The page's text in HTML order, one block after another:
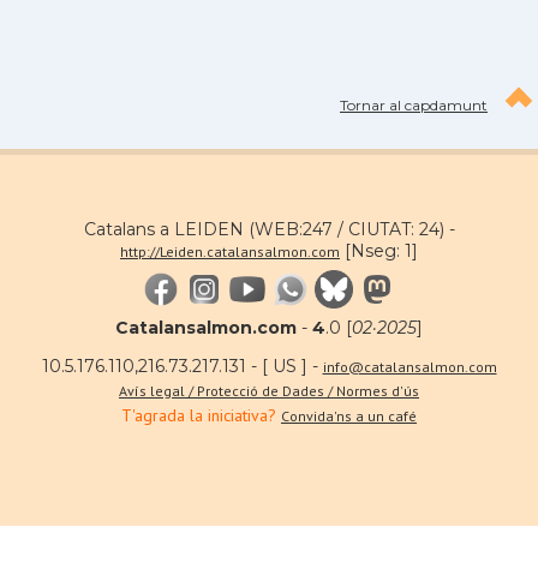
Tornar al capdamunt
Catalans a LEIDEN (WEB:247 / CIUTAT: 24) -
http://Leiden.catalansalmon.com [Nseg: 1]
Catalansalmon.com - 4.0 [02·2025]
10.5.176.110,216.73.217.131 - [ US ] - info@catalansalmon.com
Avís legal / Protecció de Dades / Normes d'ús
T'agrada la iniciativa? Convida'ns a un café